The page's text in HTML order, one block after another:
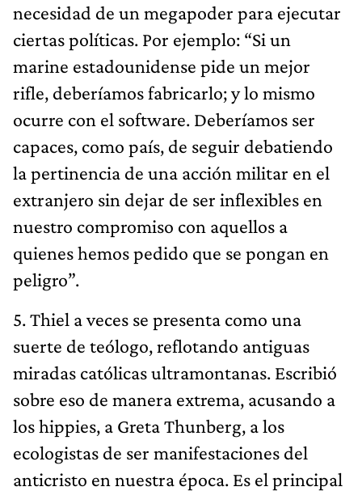
necesidad de un megapoder para ejecutar
ciertas políticas. Por ejemplo: “Si un
marine estadounidense pide un mejor
rifle, deberíamos fabricarlo; y lo mismo
ocurre con el software. Deberíamos ser
capaces, como país, de seguir debatiendo
la pertinencia de una acción militar en el
extranjero sin dejar de ser inflexibles en
nuestro compromiso con aquellos a
quienes hemos pedido que se pongan en
peligro”.
5. Thiel a veces se presenta como una
suerte de teólogo, reflotando antiguas
miradas católicas ultramontanas. Escribió
sobre eso de manera extrema, acusando a
los hippies, a Greta Thunberg, a los
ecologistas de ser manifestaciones del
anticristo en nuestra época. Es el principal